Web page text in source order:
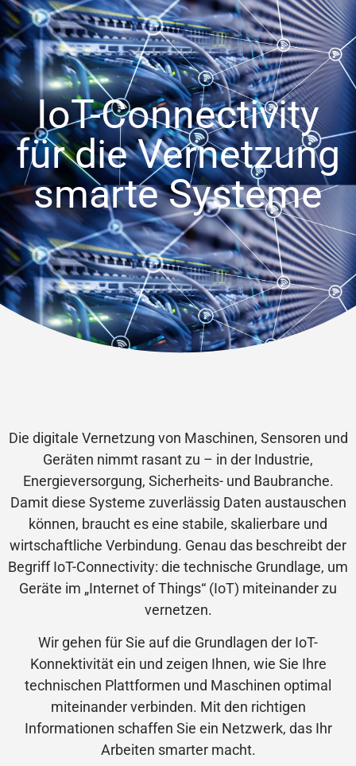
IoT-Connectivity
für die Vernetzung
smarte Systeme
Die digitale Vernetzung von Maschinen, Sensoren und
Geräten nimmt rasant zu – in der Industrie,
Energieversorgung, Sicherheits- und Baubranche.
Damit diese Systeme zuverlässig Daten austauschen
können, braucht es eine stabile, skalierbare und
wirtschaftliche Verbindung. Genau das beschreibt der
Begriff IoT-Connectivity: die technische Grundlage, um
Geräte im „Internet of Things“ (IoT) miteinander zu
vernetzen.
Wir gehen für Sie auf die Grundlagen der IoT-
Konnektivität ein und zeigen Ihnen, wie Sie Ihre
technischen Plattformen und Maschinen optimal
miteinander verbinden. Mit den richtigen
Informationen schaffen Sie ein Netzwerk, das Ihr
Arbeiten smarter macht.